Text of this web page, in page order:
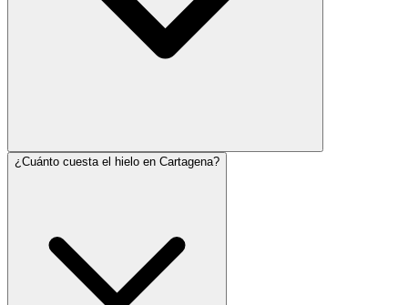
¿Cuánto cuesta el hielo en Cartagena?